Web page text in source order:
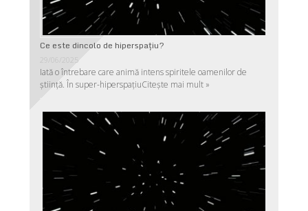
Ce este dincolo de hiperspaţiu?
29/06/2025
Iată o întrebare care animă intens spiritele oamenilor de
ştiinţă. În super-hiperspaţiuCitește mai mult »